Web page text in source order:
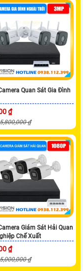
Quan Sát Gia Đình
₫
₫
Giám Sát Hải Quan
Chế Xuất
₫
₫